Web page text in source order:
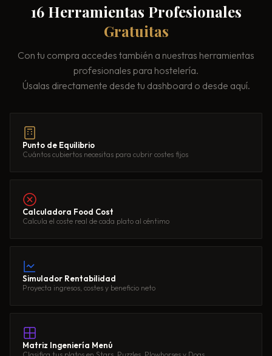
16 Herramientas Profesionales
Gratuitas
Con tu compra accedes también a nuestras herramientas
profesionales para hostelería.
Úsalas directamente desde tu dashboard o desde aquí.
Punto de Equilibrio
Cuántos cubiertos necesitas para cubrir costes fijos
Calculadora Food Cost
Calcula el coste real de cada plato al céntimo
Simulador Rentabilidad
Proyecta ingresos, costes y beneficio neto
Matriz Ingeniería Menú